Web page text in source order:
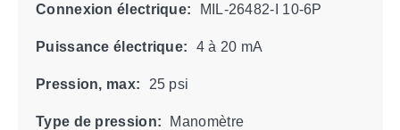
Connexion électrique: MIL-26482-I 10-6P
Puissance électrique: 4 à 20 mA
Pression, max: 25 psi
Type de pression: Manomètre